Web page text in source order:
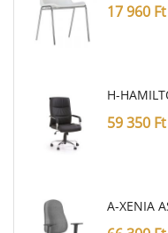
17 960 Ft
H-
59 350 Ft
A-XENIA